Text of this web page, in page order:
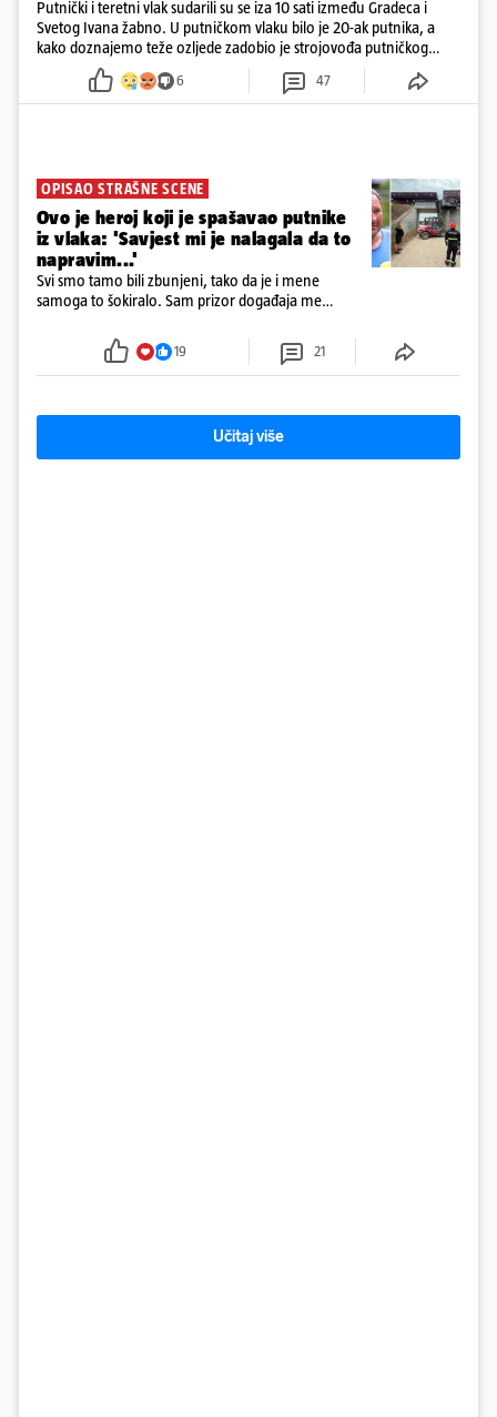
Putnički i teretni vlak sudarili su se iza 10 sati između Gradeca i
Svetog Ivana žabno. U putničkom vlaku bilo je 20-ak putnika, a
kako doznajemo teže ozljede zadobio je strojovođa putničkog
vlaka. Zatvoren je promet, a fotoreporteri Prigorskog objavili su
prve snimke s mjesta sudara
6 47
OPISAO STRAŠNE SCENE
Ovo je heroj koji je spašavao putnike
iz vlaka: 'Savjest mi je nalagala da to
napravim...'
Svi smo tamo bili zbunjeni, tako da je i mene
samoga to šokiralo. Sam prizor događaja me
19 21
Učitaj više